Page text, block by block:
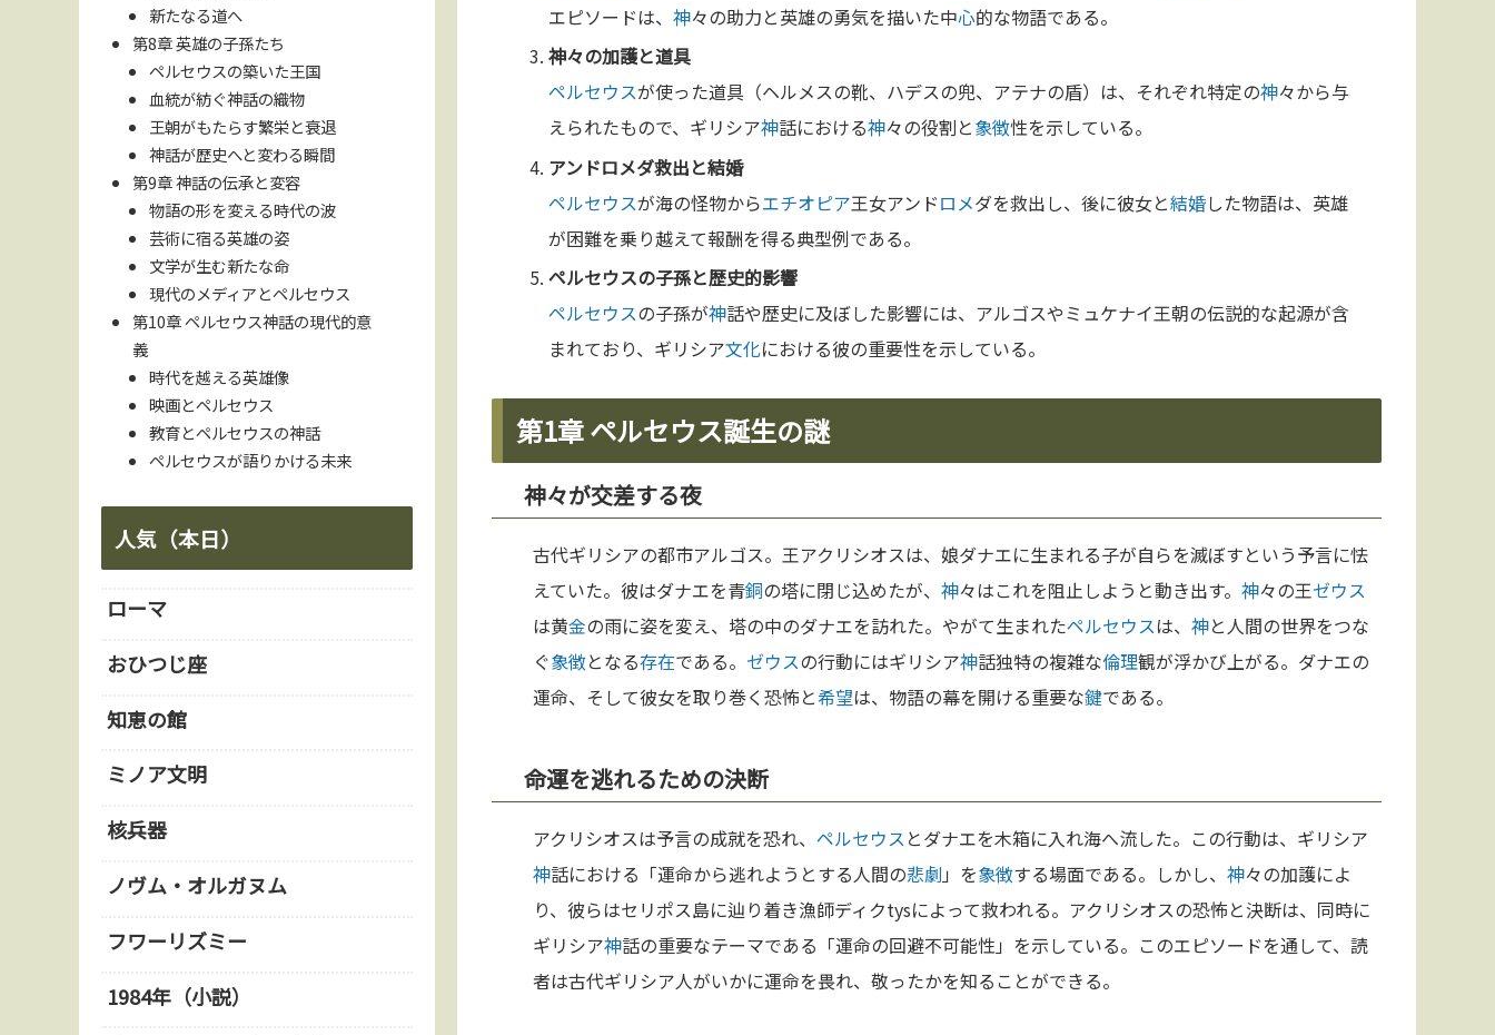
エピソードは、神々の助力と英雄の勇気を描いた中心的な物語である。
神々の加護と道具
ペルセウスが使った道具（ヘルメスの靴、ハデスの兜、アテナの盾）は、それぞれ特定の神々から与
えられたもので、ギリシア神話における神々の役割と象徴性を示している。
アンドロメダ救出と結婚
ペルセウスが海の怪物からエチオピア王女アンドロメダを救出し、後に彼女と結婚した物語は、英雄
が困難を乗り越えて報酬を得る典型例である。
ペルセウスの子孫と歴史的影響
ペルセウスの子孫が神話や歴史に及ぼした影響には、アルゴスやミュケナイ王朝の伝説的な起源が含
まれており、ギリシア文化における彼の重要性を示している。
第1章 ペルセウス誕生の謎
神々が交差する夜
古代ギリシアの都市アルゴス。王アクリシオスは、娘ダナエに生まれる子が自らを滅ぼすという予言に怯
えていた。彼はダナエを青銅の塔に閉じ込めたが、 神々はこれを阻止しようと動き出す。 神々の王ゼウス
は黄金の雨に姿を変え、塔の中のダナエを訪れた。やがて生まれたペルセウスは、 神と人間の世界をつな
ぐ象徴となる存在である。 ゼウスの行動にはギリシア神話独特の複雑な倫理観が浮かび上がる。ダナエの
運命、そして彼女を取り巻く恐怖と希望は、物語の幕を開ける重要な鍵である。
命運を逃れるための決断
アクリシオスは予言の成就を恐れ、 ペルセウスとダナエを木箱に入れ海へ流した。この行動は、ギリシア
神話における「運命から逃れようとする人間の悲劇 」を象徴する場面である。しかし、 神々の加護によ
り、彼らはセリポス島に辿り着き漁師ディクtysによって救われる。アクリシオスの恐怖と決断は、同時に
ギリシア神話の重要なテーマである「運命の回避不可能性」を示している。このエピソードを通して、読
者は古代ギリシア人がいかに運命を畏れ、敬ったかを知ることができる。
新たなる道へ
第8章 英雄の子孫たち
ペルセウスの築いた王国
血統が紡ぐ神話の織物
王朝がもたらす繁栄と衰退
神話が歴史へと変わる瞬間
第9章 神話の伝承と変容
物語の形を変える時代の波
芸術に宿る英雄の姿
文学が生む新たな命
現代のメディアとペルセウス
第10章 ペルセウス神話の現代的意
義
時代を越える英雄像
映画とペルセウス
教育とペルセウスの神話
ペルセウスが語りかける未来
人気（本日）
ローマ
おひつじ座
知恵の館
ミノア文明
核兵器
ノヴム・オルガヌム
フワーリズミー
1984年（小説）